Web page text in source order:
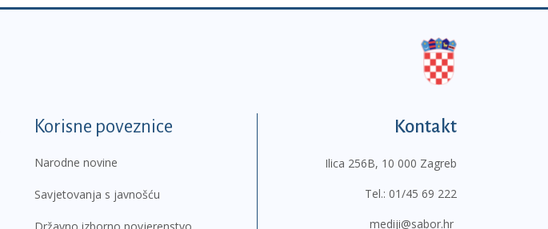
Korisne poveznice
Narodne novine
Savjetovanja s javnošću
Kontakt
Ilica 256B, 10 000 Zagreb
Tel.: 01/45 69 222
mediji@sabor.hr